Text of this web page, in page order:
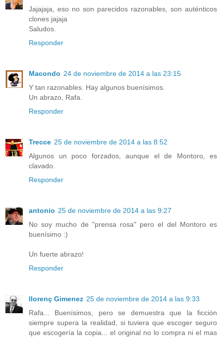
Jajajaja, eso no son parecidos razonables, son auténticos
clones jajaja
Saludos.
Responder
Macondo 24 de noviembre de 2014 a las 23:15
Y tan razonables. Hay algunos buenísimos.
Un abrazo, Rafa.
Responder
Trecce 25 de noviembre de 2014 a las 8:52
Algunos un poco forzados, aunque el de Montoro, es
clavado.
Responder
antonio 25 de noviembre de 2014 a las 9:27
No soy mucho de "prensa rosa" pero el del Montoro es
buenísimo :)
Un fuerte abrazo!
Responder
llorenç Gimenez 25 de noviembre de 2014 a las 9:33
Rafa... Buenísimos, pero se demuestra que la ficción
siempre supera la realidad, si tuviera que escoger seguro
que escogería la copia... el original no lo compra ni el mas